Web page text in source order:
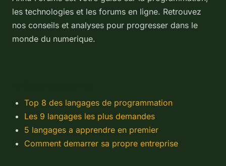
les technologies et les forums en ligne. Retrouvez
nos conseils et analyses pour progresser dans le
monde du numerique.
Top 8 des langages de programmation
Les 9 langages les plus demandes
5 langages a apprendre en premier
Comment demarrer sa propre entreprise